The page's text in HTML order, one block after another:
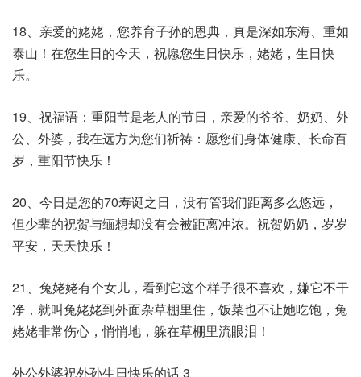
18、亲爱的姥姥，您养育子孙的恩典，真是深如东海、重如
泰山！在您生日的今天，祝愿您生日快乐，姥姥，生日快
乐。
19、祝福语：重阳节是老人的节日，亲爱的爷爷、奶奶、外
公、外婆，我在远方为您们祈祷：愿您们身体健康、长命百
岁，重阳节快乐！
20、今日是您的70寿诞之日，没有管我们距离多么悠远，
但少辈的祝贺与缅想却没有会被距离冲浓。祝贺奶奶，岁岁
平安，天天快乐！
21、兔姥姥有个女儿，看到它这个样子很不喜欢，嫌它不干
净，就叫兔姥姥到外面杂草棚里住，饭菜也不让她吃饱，兔
姥姥非常伤心，悄悄地，躲在草棚里流眼泪！
外公外婆祝外孙生日快乐的话 3